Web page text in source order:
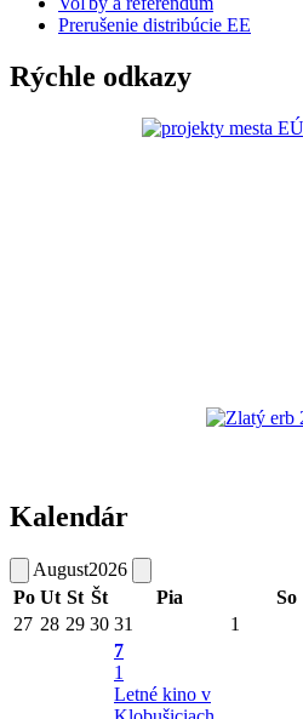
Prerušenie distribúcie EE
Rýchle odkazy
Kalendár
August2026
Po Ut St Št Pia So
27 28 29 30 31 1
7
1
Letné kino v